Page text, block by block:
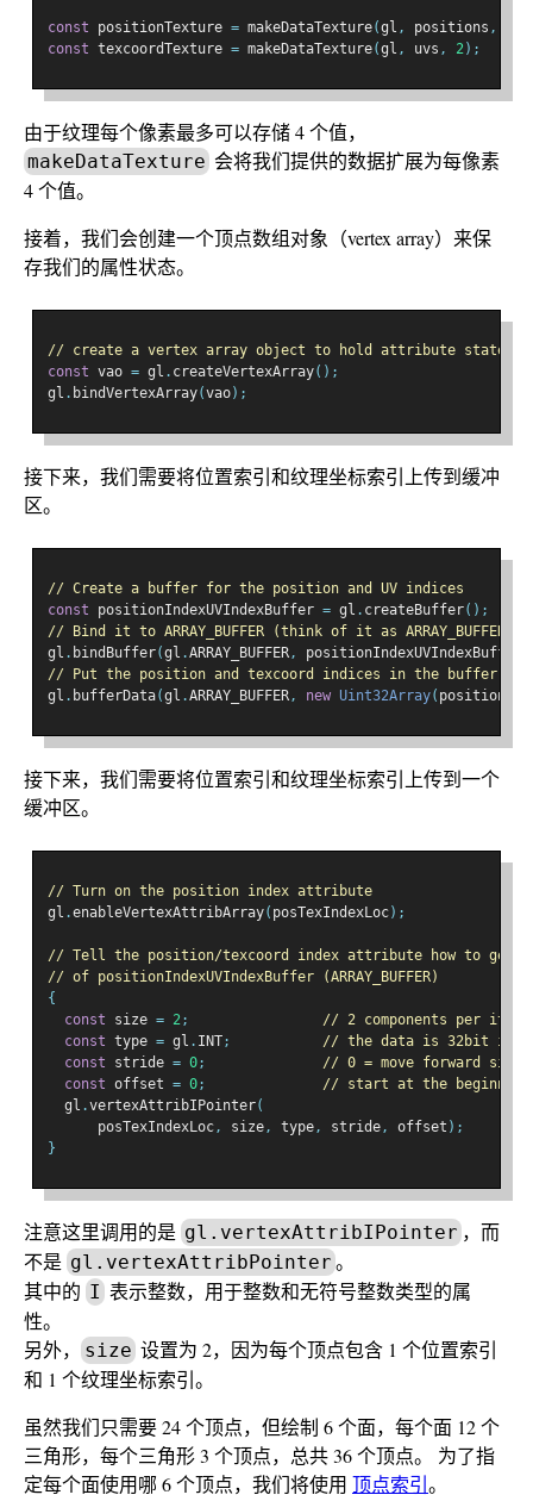
const positionTexture = makeDataTexture(gl , positions ,
const texcoordTexture = makeDataTexture(gl , uvs , 2);
由于纹理每个像素最多可以存储 4 个值，
makeDataTexture 会将我们提供的数据扩展为每像素
4 个值。
接着，我们会创建一个顶点数组对象（vertex array）来保
存我们的属性状态。
// create a vertex array object to hold attribute state
const vao = gl . createVertexArray();
gl . bindVertexArray(vao);
接下来，我们需要将位置索引和纹理坐标索引上传到缓冲
区。
// Create a buffer for the position and UV indices
const positionIndexUVIndexBuffer = gl . createBuffer();
// Bind it to ARRAY_BUFFER (think of it as ARRAY_BUFFER
gl . bindBuffer(gl .ARRAY_BUFFER, positionIndexUVIndexBuffer
// Put the position and texcoord indices in the buffer
gl . bufferData(gl .ARRAY_BUFFER, new Uint32Array(
接下来，我们需要将位置索引和纹理坐标索引上传到一个
缓冲区。
// Turn on the position index attribute
gl .enableVertexAttribArray( posTexIndexLoc);
// Tell the position/texcoord index attribute how to get
// of positionIndexUVIndexBuffer (ARRAY_BUFFER)
{
const size = 2;
// 2 components per
const type = gl . INT;
// the data is 32bit
const stride = 0;
// 0 = move forward
const offset = 0;
// start at the
  gl
.vertexAttribIPointer(
      posTexIndexLoc
, size, type, stride, offset );
}
注意这里调用的是 gl.vertexAttribIPointer ，而
不是 gl.vertexAttribPointer 。
其中的 I 表示整数，用于整数和无符号整数类型的属
性。
另外，
size 设置为 2，因为每个顶点包含 1 个位置索引
和 1 个纹理坐标索引。
虽然我们只需要 24 个顶点，但绘制 6 个面，每个面 12 个
三角形，每个三角形 3 个顶点，总共 36 个顶点。 为了指
定每个面使用哪 6 个顶点，我们将使用 顶点索引。